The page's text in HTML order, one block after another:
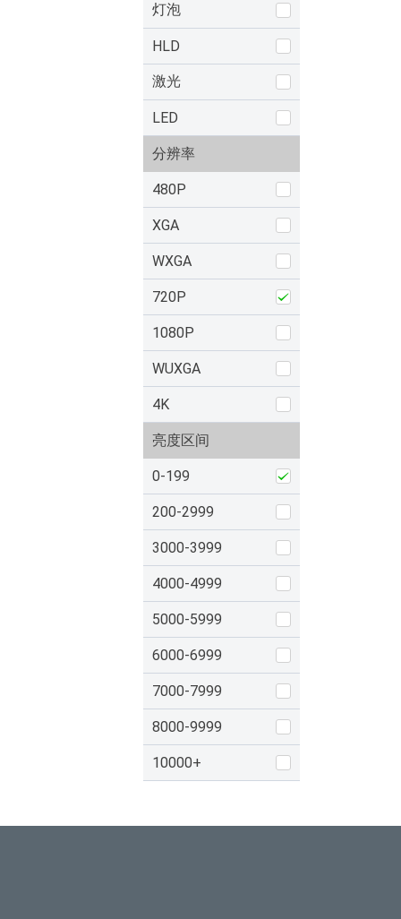
灯泡
HLD
激光
LED
分辨率
480P
XGA
WXGA
720P
1080P
WUXGA
4K
亮度区间
0-199
200-2999
3000-3999
4000-4999
5000-5999
6000-6999
7000-7999
8000-9999
10000+